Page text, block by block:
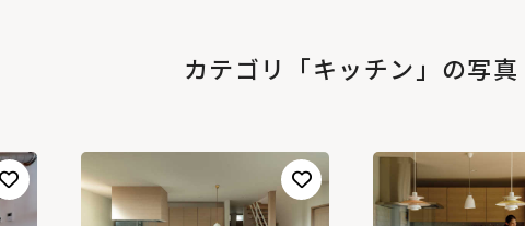
カテゴリ「キッチン」の写真